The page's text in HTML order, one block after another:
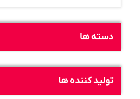
دسته ها
تولید کننده ها